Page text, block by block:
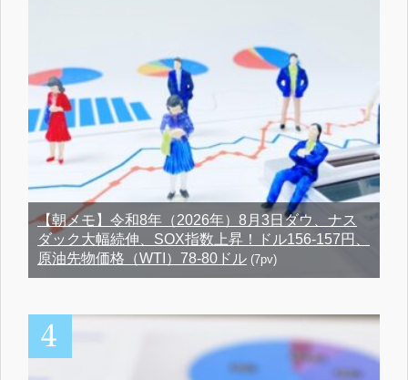
【朝メモ】令和8年（2026年）8月3日ダウ、ナス
ダック大幅続伸、SOX指数上昇！ドル156-157円、
原油先物価格（WTI）78-80ドル (7pv)